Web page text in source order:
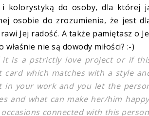
i kolorystyką do osoby, dla której
osobie do zrozumienia, że jest
Jej radość. A także pamiętasz o
nie są dowody miłości? :-)
it is a pstrictly love project or if
card which matches with a style
your work and you let the
and what can make her/him
connected with this